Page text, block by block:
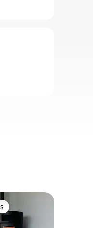
dos hóspedes